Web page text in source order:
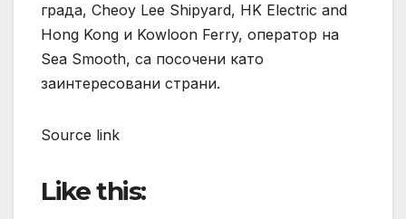
града, Cheoy Lee Shipyard, HK Electric and
Hong Kong и Kowloon Ferry, оператор на
Sea Smooth, са посочени като
заинтересовани страни.
Source link
Like this: